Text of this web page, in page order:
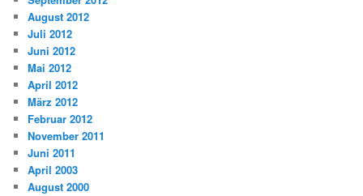
August 2012
Juli 2012
Juni 2012
Mai 2012
April 2012
März 2012
Februar 2012
November 2011
Juni 2011
April 2003
August 2000